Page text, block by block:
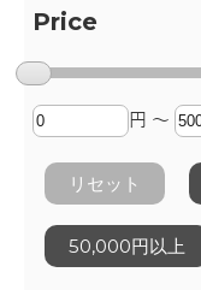
Price
円 ～
リセット
50,000円以上